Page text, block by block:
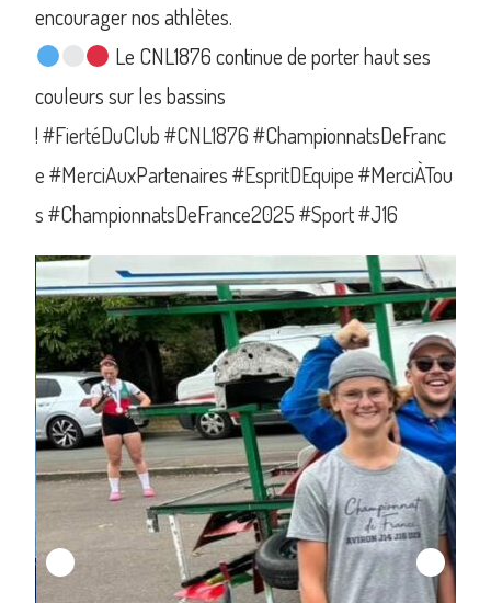
encourager nos athlètes.
Le CNL1876 continue de porter haut ses
couleurs sur les bassins
!#FiertéDuClub #CNL1876 #ChampionnatsDeFranc
e #MerciAuxPartenaires #EspritDEquipe #MerciÀTou
s #ChampionnatsDeFrance2025 #Sport#J16